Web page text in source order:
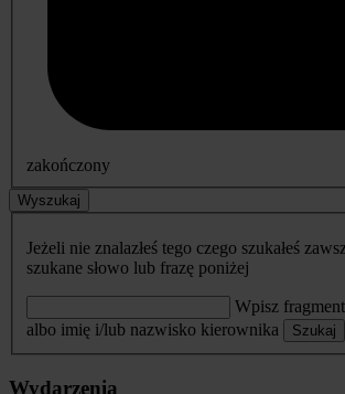
zakończony
Wyszukaj
Jeżeli nie znalazłeś tego czego szukałeś
szukane słowo lub frazę poniżej
Wpisz
albo imię i/lub nazwisko kierownika
Szukaj
Wydarzenia